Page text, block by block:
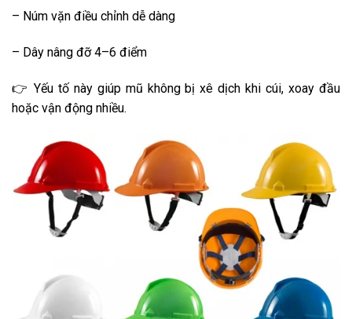
– Núm vặn điều chỉnh dễ dàng
– Dây nâng đỡ 4–6 điểm
👉 Yếu tố này giúp mũ không bị xê dịch khi cúi, xoay đầu
hoặc vận động nhiều.